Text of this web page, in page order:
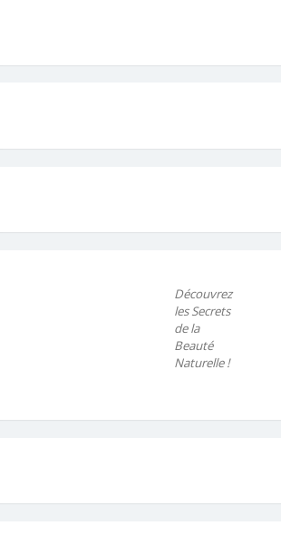
Découvrez
les Secrets
de la
Beauté
Naturelle !